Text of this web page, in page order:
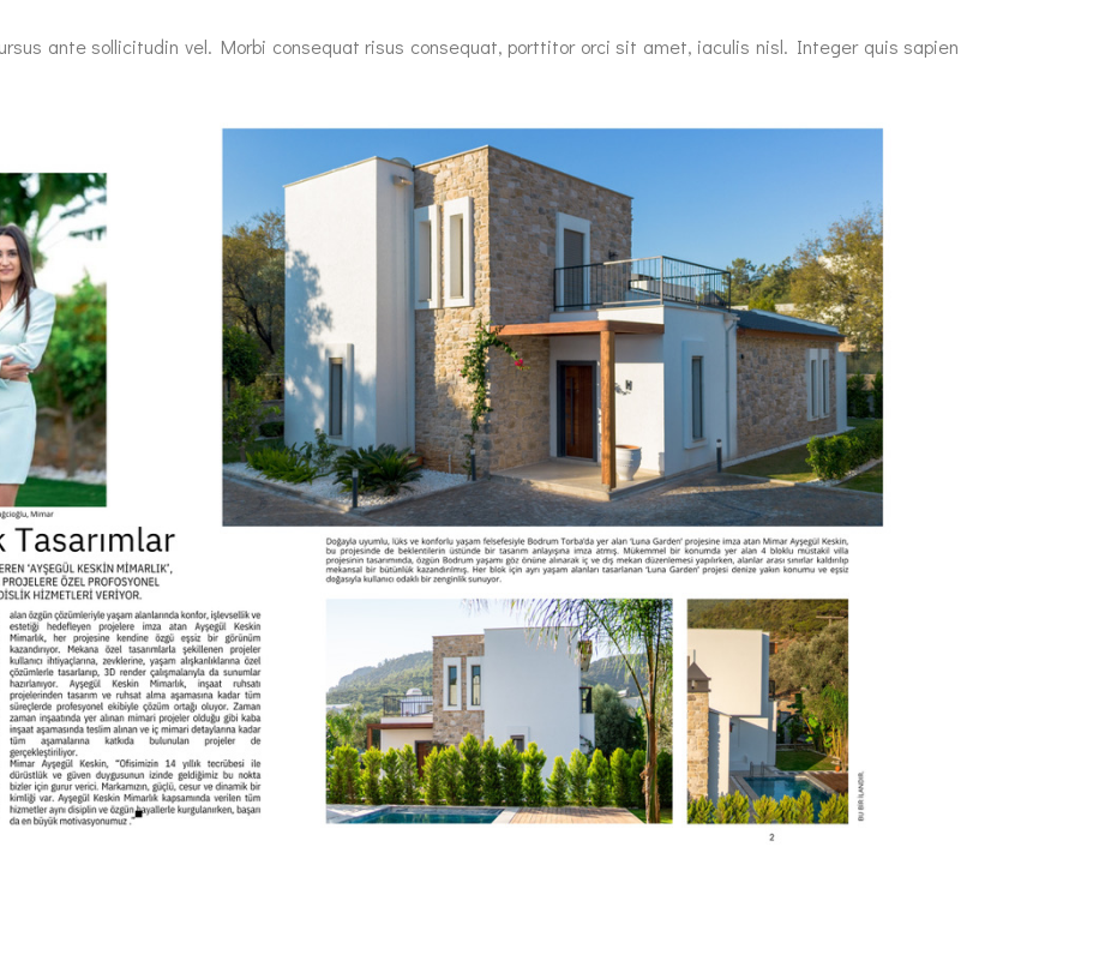
ante sollicitudin vel. Morbi consequat risus consequat, porttitor orci sit amet, iaculis nisl. Integer quis sapien